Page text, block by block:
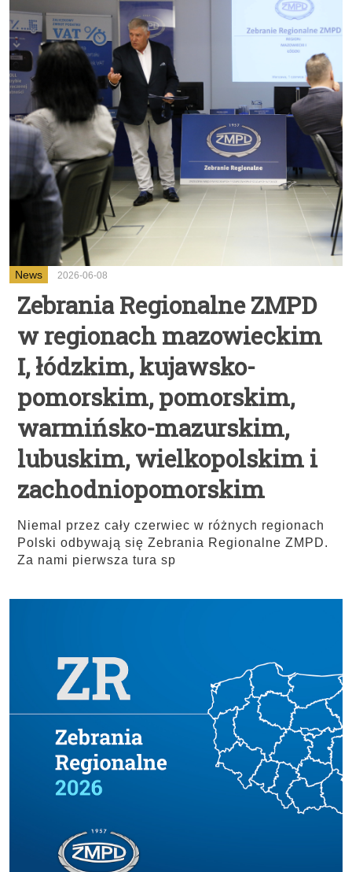
News 2026-06-08
Zebrania Regionalne ZMPD
w regionach mazowieckim
I, łódzkim, kujawsko-
pomorskim, pomorskim,
warmińsko-mazurskim,
lubuskim, wielkopolskim i
zachodniopomorskim
Niemal przez cały czerwiec w różnych regionach
Polski odbywają się Zebrania Regionalne ZMPD.
Za nami pierwsza tura sp